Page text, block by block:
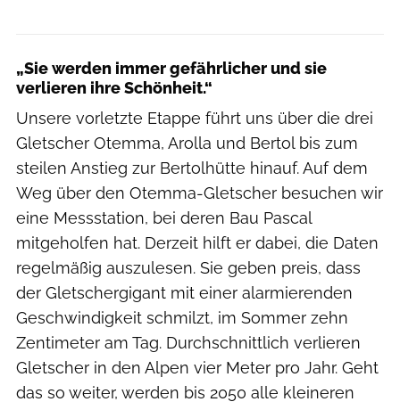
„Sie werden immer gefährlicher und sie
verlieren ihre Schönheit.“
Unsere vorletzte Etappe führt uns über die drei
Gletscher Otemma, Arolla und Bertol bis zum
steilen Anstieg zur Bertolhütte hinauf. Auf dem
Weg über den Otemma-Gletscher besuchen wir
eine Messstation, bei deren Bau Pascal
mitgeholfen hat. Derzeit hilft er dabei, die Daten
regelmäßig auszulesen. Sie geben preis, dass
der Gletschergigant mit einer alarmierenden
Geschwindigkeit schmilzt, im Sommer zehn
Zentimeter am Tag. Durchschnittlich verlieren
Gletscher in den Alpen vier Meter pro Jahr. Geht
das so weiter, werden bis 2050 alle kleineren